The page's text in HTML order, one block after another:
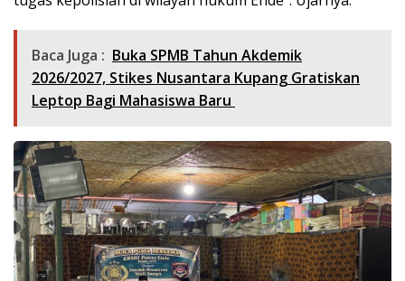
Baca Juga : Buka SPMB Tahun Akdemik
2026/2027, Stikes Nusantara Kupang Gratiskan
Leptop Bagi Mahasiswa Baru